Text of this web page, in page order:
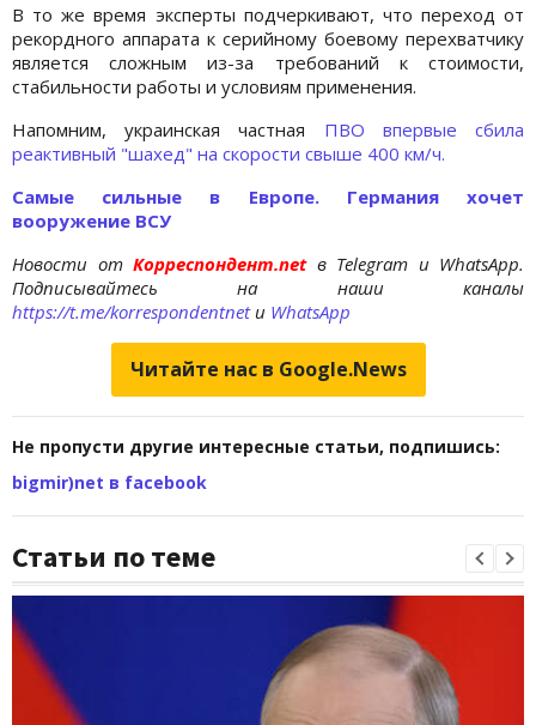
В то же время эксперты подчеркивают, что переход от
рекордного аппарата к серийному боевому перехватчику
является сложным из-за требований к стоимости,
стабильности работы и условиям применения.
Напомним, украинская частная ПВО впервые сбила
реактивный "шахед" на скорости свыше 400 км/ч.
Самые сильные в Европе. Германия хочет
вооружение ВСУ
Новости отКорреспондент.net в Telegram и WhatsApp.
Подписывайтесь на наши каналы
https://t.me/korrespondentnetи WhatsApp
Читайте нас в Google.News
Не пропусти другие интересные статьи, подпишись:
bigmir)net в facebook
Статьи по теме